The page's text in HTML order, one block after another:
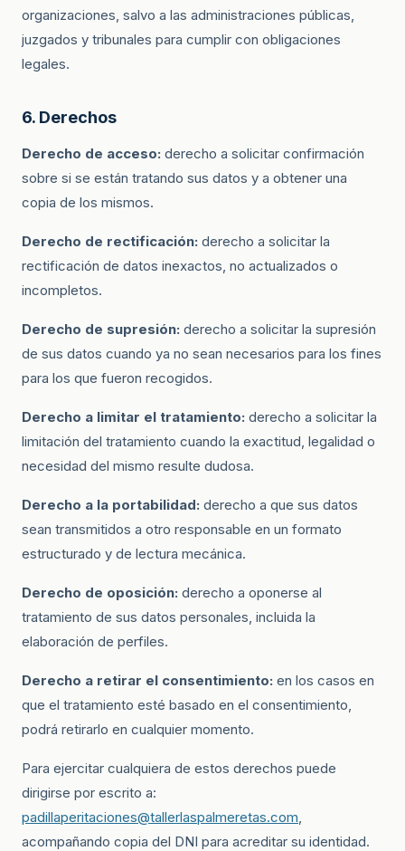
organizaciones, salvo a las administraciones públicas,
juzgados y tribunales para cumplir con obligaciones
legales.
6. Derechos
Derecho de acceso: derecho a solicitar confirmación
sobre si se están tratando sus datos y a obtener una
copia de los mismos.
Derecho de rectificación: derecho a solicitar la
rectificación de datos inexactos, no actualizados o
incompletos.
Derecho de supresión: derecho a solicitar la supresión
de sus datos cuando ya no sean necesarios para los fines
para los que fueron recogidos.
Derecho a limitar el tratamiento: derecho a solicitar la
limitación del tratamiento cuando la exactitud, legalidad o
necesidad del mismo resulte dudosa.
Derecho a la portabilidad: derecho a que sus datos
sean transmitidos a otro responsable en un formato
estructurado y de lectura mecánica.
Derecho de oposición: derecho a oponerse al
tratamiento de sus datos personales, incluida la
elaboración de perfiles.
Derecho a retirar el consentimiento: en los casos en
que el tratamiento esté basado en el consentimiento,
podrá retirarlo en cualquier momento.
Para ejercitar cualquiera de estos derechos puede
dirigirse por escrito a:
padillaperitaciones@tallerlaspalmeretas.com,
acompañando copia del DNI para acreditar su identidad.